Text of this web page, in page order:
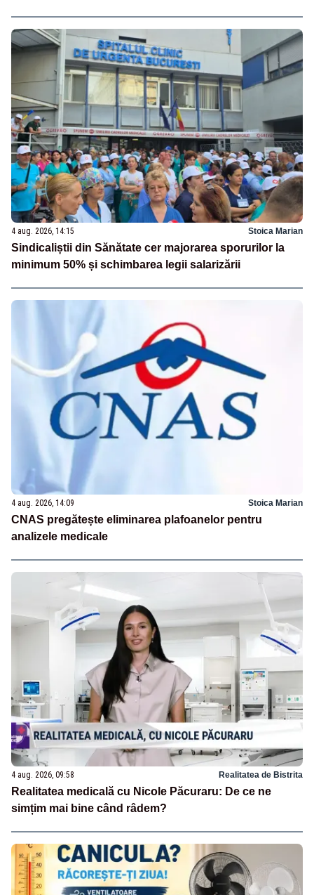
4 aug. 2026, 14:15 Stoica Marian
Sindicaliștii din Sănătate cer majorarea sporurilor la
minimum 50% și schimbarea legii salarizării
4 aug. 2026, 14:09 Stoica Marian
CNAS pregătește eliminarea plafoanelor pentru
analizele medicale
4 aug. 2026, 09:58 Realitatea de Bistrita
Realitatea medicală cu Nicole Păcuraru: De ce ne
simțim mai bine când râdem?